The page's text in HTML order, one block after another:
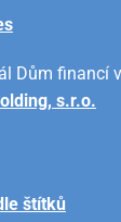
Dům financí
s.r.o.
štítků